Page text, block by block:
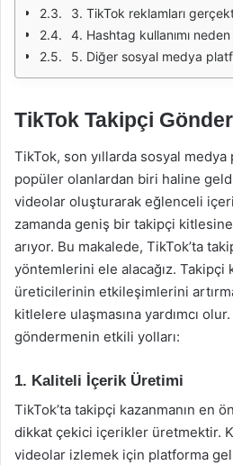
3. TikTok reklamları
4. Hashtag kullanımı
5. Diğer sosyal medya platformlarında TikTok
TikTok Takipçi
TikTok, son yıllarda sosyal medya
popüler olanlardan biri haline
videolar oluşturarak eğlenceli
zamanda geniş bir takipçi kitlesine
arıyor. Bu makalede, TikTok’ta
yöntemlerini ele alacağız. Takipçi
üreticilerinin etkileşimlerini
kitlelere ulaşmasına yardımcı
göndermenin etkili yolları:
1. Kaliteli İçerik Üretimi
TikTok’ta takipçi kazanmanın en
dikkat çekici içerikler üretmektir.
videolar izlemek için platforma